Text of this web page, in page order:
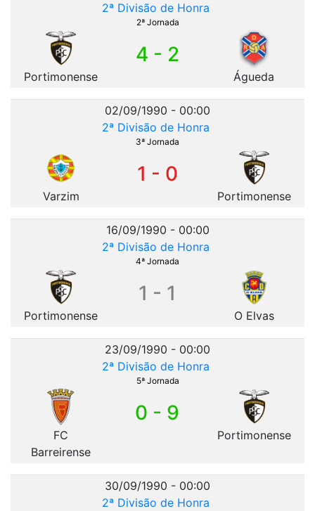
2ª Divisão de Honra
2ª Jornada
Portimonense
4 - 2
Águeda
02/09/1990 - 00:00
2ª Divisão de Honra
3ª Jornada
Varzim
1 - 0
Portimonense
16/09/1990 - 00:00
2ª Divisão de Honra
4ª Jornada
Portimonense
1 - 1
O Elvas
23/09/1990 - 00:00
2ª Divisão de Honra
5ª Jornada
FC
Barreirense
0 - 9
Portimonense
30/09/1990 - 00:00
2ª Divisão de Honra